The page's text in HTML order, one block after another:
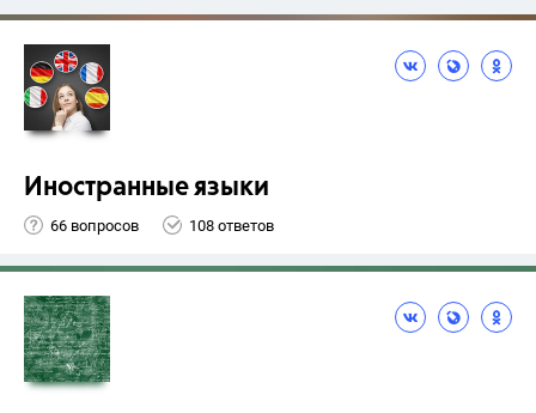
Иностранные языки
66 вопросов 108 ответов